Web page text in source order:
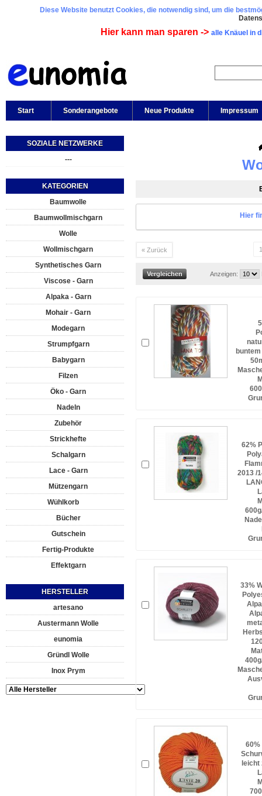
Diese Website benutzt Cookies, die notwendig sind, um die
Hier kann man sparen -> alle Knäuel in
Start Sonderangebote Neue Produkte Impressum
SOZIALE NETZWERKE
---
KATEGORIEN
Baumwolle
Baumwollmischgarn
Wolle
Wollmischgarn
Synthetisches Garn
Viscose - Garn
Alpaka - Garn
Mohair - Garn
Modegarn
Strumpfgarn
Babygarn
Filzen
Öko - Garn
Nadeln
Zubehör
Strickhefte
Schalgarn
Lace - Garn
Mützengarn
Wühlkorb
Bücher
Gutschein
Fertig-Produkte
Effektgarn
HERSTELLER
artesano
Austermann Wolle
eunomia
Gründl Wolle
Inox Prym
Hier
« Zurück 1
Anzeigen:
62%
2013 /
33%
60%